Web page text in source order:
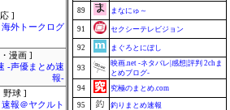
]
海外トークログ
漫画 ]
-声優まとめ速
報-
野球 ]
報＠ヤクルト
89 まなにゅ～
91 セクシーテレビジョン
92 まぐろとにぼし
93
映画.net -ネタバレ|感想|評判 2chま
とめブログ-
94
究極のまとめ.com
95 釣りまとめ速報